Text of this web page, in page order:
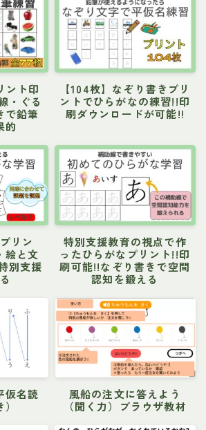
ント印
・ぐる
で鉛筆
的
【104枚】なぞり書きプリ
ントでひらがなの練習!!印
刷ダウンロードが可能!!
リン
絵と文
別支援
特別支援教育の視点で作
ったひらがなプリント!!印
刷可能!!なぞり書きで空間
認知を鍛える
仮名読
風船の注文に答えよう
（聞く力）ブラウザ教材